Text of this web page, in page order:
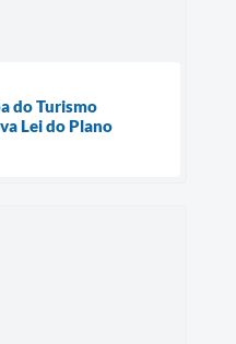
do Turismo
Lei do Plano